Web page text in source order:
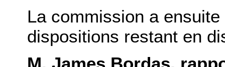
La commission a
dispositions restant en
M. James Bordas,